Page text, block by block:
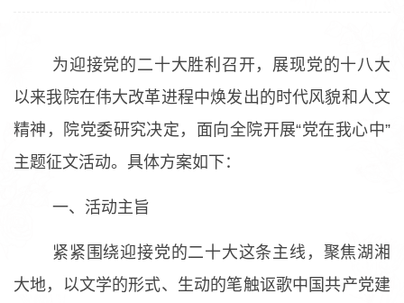
为迎接党的二十大胜利召开，展现党的十八大
以来我院在伟大改革进程中焕发出的时代风貌和人文
精神，院党委研究决定，面向全院开展“党在我心中”
主题征文活动。具体方案如下：
一、活动主旨
紧紧围绕迎接党的二十大这条主线，聚焦湖湘
大地，以文学的形式、生动的笔触讴歌中国共产党建